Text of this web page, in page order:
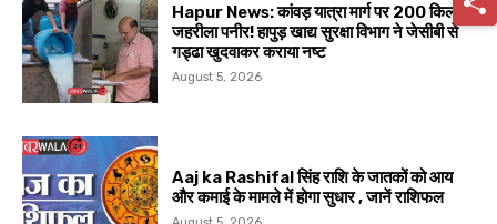
Hapur News: कांवड़ यात्रा मार्ग पर 200 किलो
जहरीला पनीर! हापुड़ खाद्य सुरक्षा विभाग ने जेसीबी से
गड्ढा खुदवाकर कराया नष्ट
August 5, 2026
Aaj ka Rashifal सिंह राशि के जातकों को आय
और कमाई के मामले में होगा सुधार , जानें राशिफल